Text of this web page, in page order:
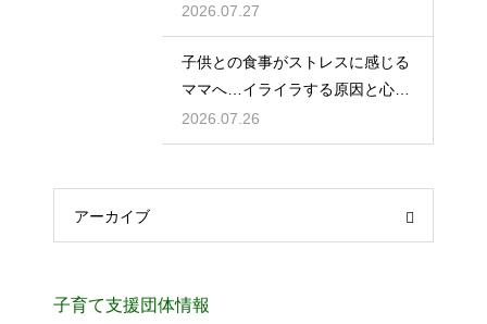
ュール
2026.07.27
子供との食事がストレスに感じる
ママへ…イライラする原因と心を
楽にする考え方
2026.07.26
アーカイブ
子育て支援団体情報